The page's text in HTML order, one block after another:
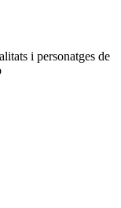
i personatges de